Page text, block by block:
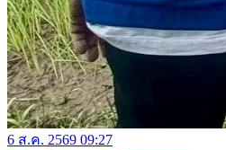
6 ส.ค. 2569 09:27